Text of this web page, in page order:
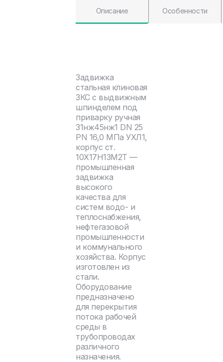
Описание Особенности
Задвижка
стальная клиновая
ЗКС с выдвижным
шпинделем под
приварку ручная
31нж45нж1 DN 25
PN 16,0 МПа УХЛ1,
корпус ст.
10Х17Н13М2Т —
промышленная
задвижка
высокого
качества для
систем водо- и
теплоснабжения,
нефтегазовой
промышленности
и коммунального
хозяйства. Корпус
изготовлен из
стали.
Оборудование
предназначено
для перекрытия
потока рабочей
среды в
трубопроводах
различного
назначения.